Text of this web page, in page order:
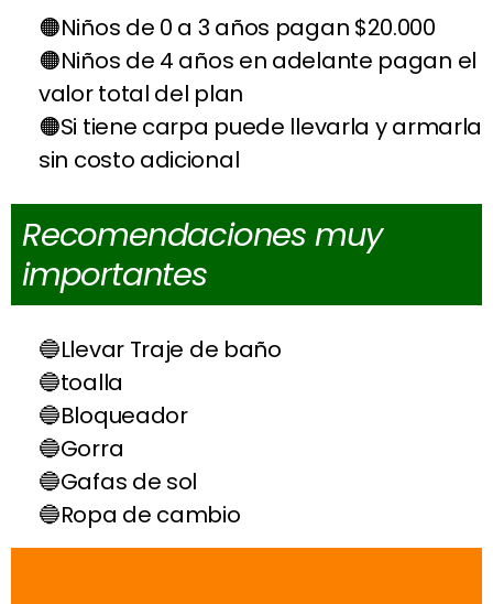
Niños de 0 a 3 años pagan $20.000
Niños de 4 años en adelante pagan el
valor total del plan
Si tiene carpa puede llevarla y armarla
sin costo adicional
Recomendaciones muy
importantes
Llevar Traje de baño
toalla
Bloqueador
Gorra
Gafas de sol
Ropa de cambio